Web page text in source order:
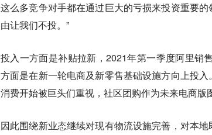
这么多竞争对手都在通过巨大的亏损来投资重要
由让我们不投。”
投入一方面是补贴拉新，2021年第一季度阿里销
方面是在新一轮电商及新零售基础设施方向上投
消费开始被巨头们重视，社区团购作为未来电商版
因此围绕新业态继续对现有物流设施完善，对本